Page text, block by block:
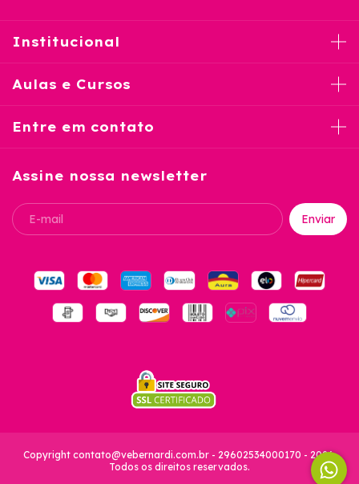
Institucional
Aulas e Cursos
Entre em contato
Assine nossa newsletter
Copyright contato@vebernardi.com.br- 29602534000170 - 2026.
Todos os direitos reservados.